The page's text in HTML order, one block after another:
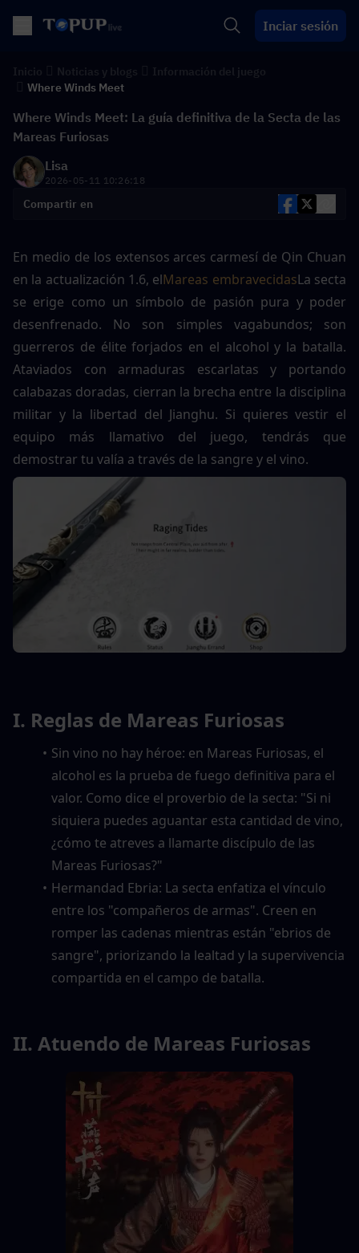
Inciar sesión
Where Winds Meet
Where Winds Meet: La guía definitiva de la Secta de las
Mareas Furiosas
Lisa
2026-05-11 10:26:18
Compartir en
En medio de los extensos arces carmesí de Qin Chuan
en la actualización 1.6, elMareas embravecidasLa secta
se erige como un símbolo de pasión pura y poder
desenfrenado. No son simples vagabundos; son
guerreros de élite forjados en el alcohol y la batalla.
Ataviados con armaduras escarlatas y portando
calabazas doradas, cierran la brecha entre la disciplina
militar y la libertad del Jianghu. Si quieres vestir el
equipo más llamativo del juego, tendrás que
demostrar tu valía a través de la sangre y el vino.
I. Reglas de Mareas Furiosas
Sin vino no hay héroe: en Mareas Furiosas, el
alcohol es la prueba de fuego definitiva para el
valor. Como dice el proverbio de la secta: "Si ni
siquiera puedes aguantar esta cantidad de vino,
¿cómo te atreves a llamarte discípulo de las
Mareas Furiosas?"
Hermandad Ebria: La secta enfatiza el vínculo
entre los "compañeros de armas". Creen en
romper las cadenas mientras están "ebrios de
sangre", priorizando la lealtad y la supervivencia
compartida en el campo de batalla.
II. Atuendo de Mareas Furiosas